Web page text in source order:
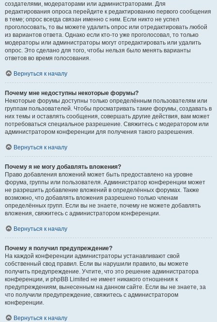
создателями, модераторами или администраторами. Для
редактирования опроса перейдите к редактированию первого сообщения
в теме; опрос всегда связан именно с ним. Если никто не успел
проголосовать, то вы можете удалить опрос или отредактировать любой
из вариантов ответа. Однако если кто-то уже проголосовал, то только
модераторы или администраторы могут отредактировать или удалить
опрос. Это сделано для того, чтобы нельзя было менять варианты
ответов во время голосования.
Вернуться к началу
Почему мне недоступны некоторые форумы?
Некоторые форумы доступны только определённым пользователям или
группам пользователей. Чтобы просматривать такие форумы, создавать в
них темы и оставлять сообщения, совершать другие действия, вам может
потребоваться специальное разрешение. Свяжитесь с модератором или
администратором конференции для получения такого разрешения.
Вернуться к началу
Почему я не могу добавлять вложения?
Право добавления вложений может быть предоставлено на уровне
форума, группы или пользователя. Администратор конференции может
не разрешить добавление вложений в определённых форумах. Также
возможно, что добавлять вложения разрешено только членам
определённых групп. Если вы не знаете, почему не можете добавлять
вложения, свяжитесь с администратором конференции.
Вернуться к началу
Почему я получил предупреждение?
На каждой конференции администраторы устанавливают свой
собственный свод правил. Если вы нарушили правило, вы можете
получить предупреждение. Учтите, что это решение администратора
конференции, и phpBB Limited не имеет никакого отношения к
предупреждениям, вынесенным на данном сайте. Если вы не знаете, за
что получили предупреждение, свяжитесь с администратором
конференции.
Вернуться к началу